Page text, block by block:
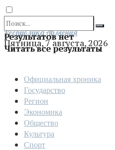
Результатов нет
Читать все результаты
Отправить
Республика Армения
Пятница, 7 августа, 2026
Официальная хроника
Государство
Регион
Экономика
Общество
Культура
Спорт